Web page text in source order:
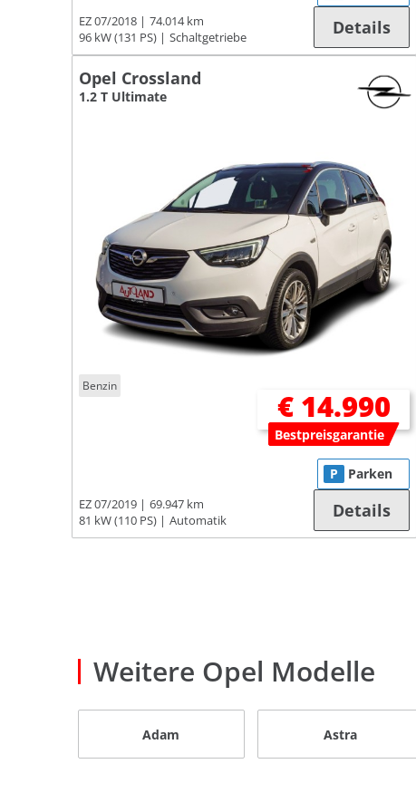
EZ 07/2018
74.014 km
96 kW (131 PS)
Schaltgetriebe Details
Opel Crossland
1.2 T Ultimate
Benzin
€ 14.990
Bestpreisgarantie
EZ 07/2019
69.947 km
81 kW (110 PS)
Automatik
P Parken
Details
Weitere Opel Modelle
Adam Astra